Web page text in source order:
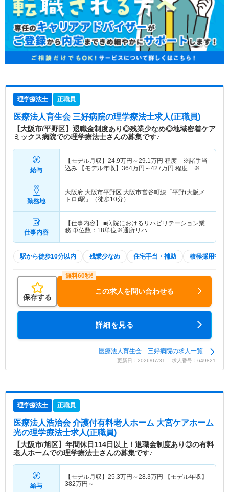
理学療法士 正職員
医療法人育生会 三好病院の理学療法士求人(正職員)
【大阪市/平野区】退職金制度あり◎残業少なめ◎地域密着ケア
ミックス病院での理学療法士さんの募集です♪
給与
【モデル月収】 24.9万円～29.1万円 程度 ※諸手当
込み 【モデル年収】 364万円～427万円 程度 ※月
勤務地
大阪府 大阪市平野区 大阪市営谷町線「平野(大阪メ
トロ)駅」（徒歩10分）
仕事内容
【仕事内容】 ■病院におけるリハビリテーション業
務 単位数：18単位※通所リハ…
駅から徒歩10分以内 残業少なめ 住宅手当・補助 積極採用中
保存する
この求人を問い合わせる
詳細を見る
医療法人育生会 三好病院の求人一覧
更新日：2026/07/31 求人番号：649821
理学療法士 正職員
医療法人浩治会 介護付有料老人ホーム 大宮ケアホーム
光の理学療法士求人(正職員)
【大阪市/旭区】年間休日114日以上！退職金制度あり◎の有料
老人ホームでの理学療法士さんの募集です♪
給与
【モデル月収】 25.3万円～28.3万円
【モデル年収】
382万円～